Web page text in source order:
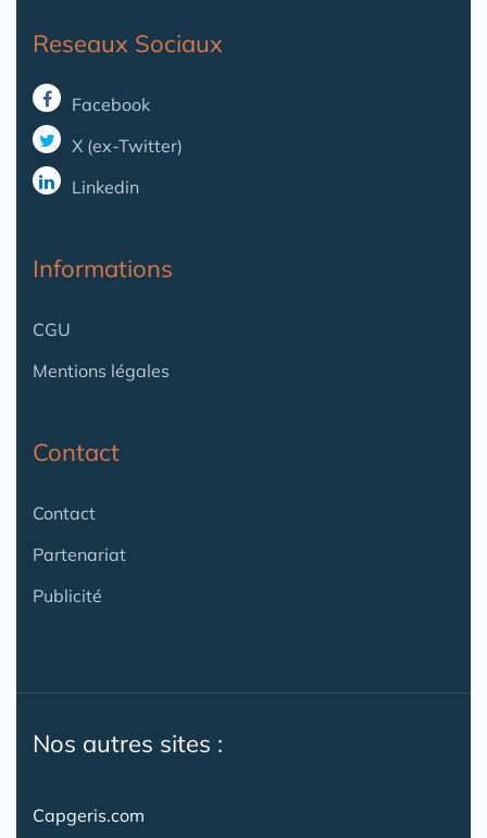
Reseaux Sociaux
Facebook
X (ex-Twitter)
Linkedin
Informations
CGU
Mentions légales
Contact
Contact
Partenariat
Publicité
Nos autres sites :
Capgeris.com